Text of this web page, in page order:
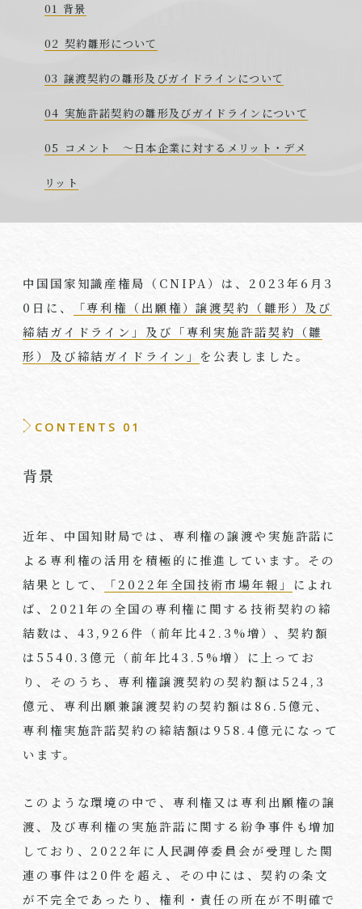
背景
契約雛形について
譲渡契約の雛形及びガイドラインについて
実施許諾契約の雛形及びガイドラインについて
コメント ～日本企業に対するメリット・デメ
リット
中国国家知識産権局（ CNIPA ）は、 2023年6 月 3
0 日に、
「専利権（出願権）譲渡契約（雛形）及び
締結ガイドライン」及び「専利実施許諾契約（雛
形）及び締結ガイドライン」 を公表しました。
CONTENTS 01
背景
近年、中国知財局では、専利権の譲渡や実施許諾に
よる専利権の活用を積極的に推進しています。その
結果として、
「2022年全国技術市場年報」
によれ
ば、 2021年の全国の専利権に関する技術契約の締
結数は、 43,926件（前年比42.3%増）、契約額
は 5540.3億元（前年比43.5%増）に上ってお
り、そのうち、専利権譲渡契約の契約額は 524,3
億元、専利出願兼譲渡契約の契約額は 86.5億元、
専利権実施許諾契約の締結額は 958.4億元になって
います。
このような環境の中で、専利権又は専利出願権の譲
渡、及び専利権の実施許諾に関する紛争事件も増加
しており、 2022年に人民調停委員会が受理した関
連の事件は20件を超え、その中には、契約の条文
が不完全であったり、権利・責任の所在が不明確で